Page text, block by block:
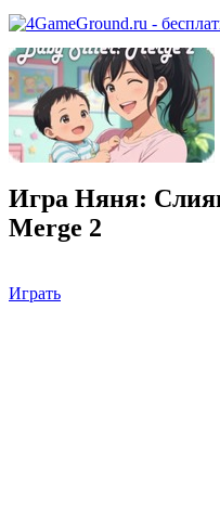
Игра Няня:
Merge 2
Играть